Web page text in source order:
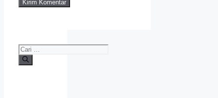
Cari
untuk: